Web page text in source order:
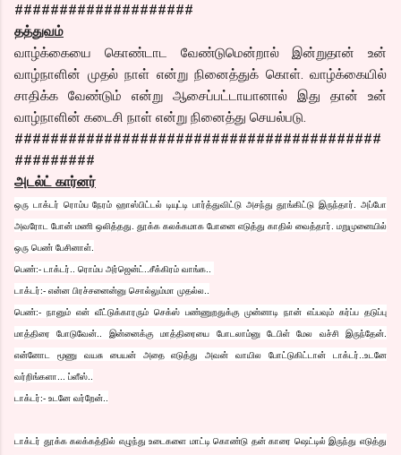
####################
தத்துவம்
வாழ்க்கையை கொண்டாட வேண்டுமென்றால் இன்றுதான் உன்
வாழ்நாளின் முதல் நாள் என்று நினைத்துக் கொள். வாழ்க்கையில்
சாதிக்க வேண்டும் என்று ஆசைப்பட்டாயானால் இது தான் உன்
வாழ்நாளின் கடைசி நாள் என்று நினைத்து செயல்படு.
#########################################
#########
அடல்ட் கார்னர்
ஒரு டாக்டர் ரொம்ப நேரம் ஹாஸ்பிட்டல் டியுட்டி பார்த்துவிட்டு அசந்து தூங்கிட்டு இருந்தார். அப்போ
அவரோட போன் மணி ஒலித்தது. தூக்க கலக்கமாக போனை எடுத்து காதில் வைத்தார். மறுமுனையில்
ஒரு பெண் பேசினாள்.
பெண்:- டாக்டர்.. ரொம்ப அர்ஜென்ட்..சீக்கிரம் வாங்க..
டாக்டர்:- என்ன பிரச்சனைன்னு சொல்லும்மா முதல்ல..
பெண்:- நானும் என் வீட்டுக்காரரும் செக்ஸ் பண்ணுறதுக்கு முன்னாடி நான் எப்பவும் கர்ப்ப தடுப்பு
மாத்திரை போடுவேன்.. இன்னைக்கு மாத்திரையை போடலாம்னு டேபிள் மேல வச்சி இருந்தேன்.
என்னோட மூணு வயசு பையன் அதை எடுத்து அவன் வாயில போட்டுகிட்டான் டாக்டர்..உடனே
வர்றிங்களா... ப்ளீஸ்..
டாக்டர்:- உடனே வர்றேன்..
டாக்டர் தூக்க கலக்கத்தில் எழுந்து உடைகளை மாட்டி கொண்டு தன் காரை ஷெட்டில் இருந்து எடுத்து